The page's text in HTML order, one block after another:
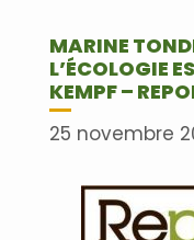
MARINE
L’ÉCOLOGIE
KEMPF –
25 novembre